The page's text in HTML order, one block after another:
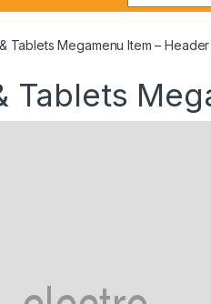
Tablets Megamenu Item – Header
Tablets